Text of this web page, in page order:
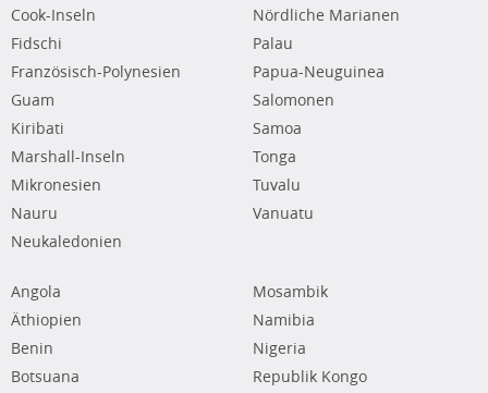
Cook-Inseln
Fidschi
Französisch-Polynesien
Guam
Kiribati
Marshall-Inseln
Mikronesien
Nauru
Neukaledonien
Nördliche Marianen
Palau
Papua-Neuguinea
Salomonen
Samoa
Tonga
Tuvalu
Vanuatu
Angola
Äthiopien
Benin
Botsuana
Mosambik
Namibia
Nigeria
Republik Kongo